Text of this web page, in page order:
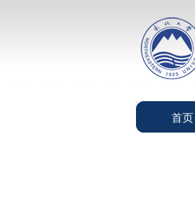
首页